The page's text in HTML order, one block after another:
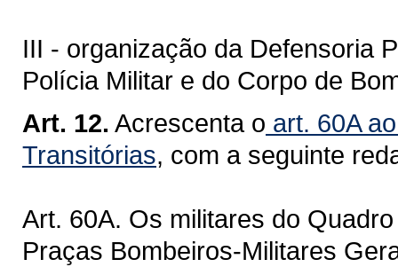
III - organização da Defensoria
Polícia Militar e do Corpo de
Art. 12. Acrescenta o art. 60A
Transitórias, com a seguinte
Art. 60A. Os militares do
Praças Bombeiros-Militares